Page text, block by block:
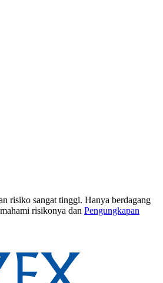
risiko sangat tinggi. Hanya berdagang
risikonya dan Pengungkapan